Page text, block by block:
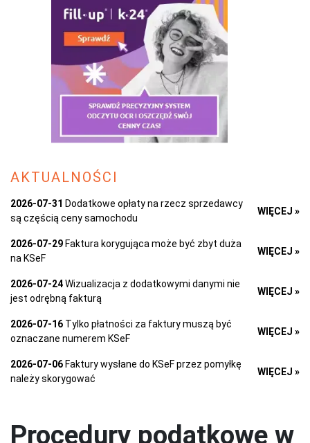
AKTUALNOŚCI
2026-07-31 Dodatkowe opłaty na rzecz sprzedawcy
są częścią ceny samochodu
WIĘCEJ »
2026-07-29 Faktura korygująca może być zbyt duża
na KSeF
WIĘCEJ »
2026-07-24Wizualizacja z dodatkowymi danymi nie
jest odrębną fakturą
WIĘCEJ »
2026-07-16 Tylko płatności za faktury muszą być
oznaczane numerem KSeF
WIĘCEJ »
2026-07-06 Faktury wysłane do KSeF przez pomyłkę
należy skorygować
WIĘCEJ »
Procedury podatkowe w